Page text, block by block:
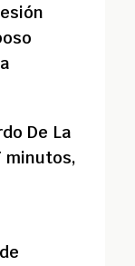
De La
minutos,